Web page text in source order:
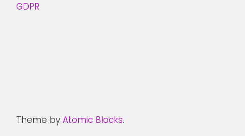
GDPR
Theme by Atomic Blocks.